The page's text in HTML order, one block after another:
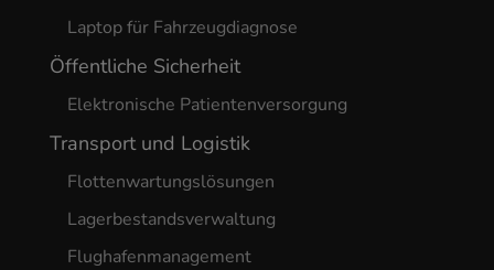
Laptop für Fahrzeugdiagnose
Öffentliche Sicherheit
Elektronische Patientenversorgung
Transport und Logistik
Flottenwartungslösungen
Lagerbestandsverwaltung
Flughafenmanagement